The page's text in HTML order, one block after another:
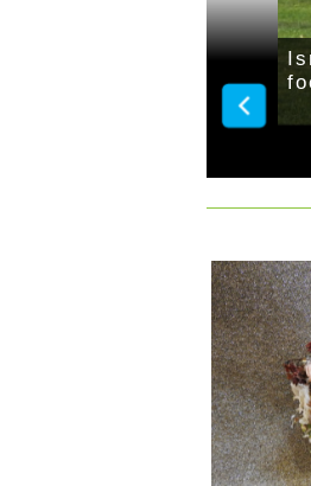
augusztus